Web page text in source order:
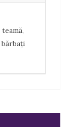
femei în